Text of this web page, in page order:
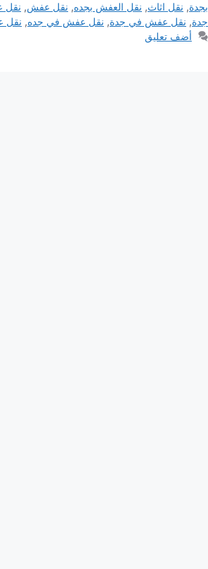
بجدة, نقل اثاث, نقل العفش بجده, نقل عفش, نقل
جدة, نقل عفش في جدة, نقل عفش في جده, نقل
أضف تعليق